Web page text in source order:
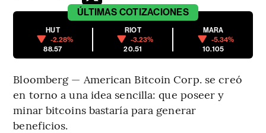
ÚLTIMAS COTIZACIONES
HUT
-2.28%
88.57
RIOT
-3.23%
20.51
MARA
-5.34%
10.105
Bloomberg — American Bitcoin Corp. se creó
en torno a una idea sencilla: que poseer y
minar bitcoins bastaría para generar
beneficios.